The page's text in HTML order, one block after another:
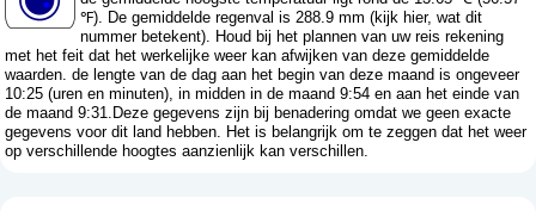
℉). De gemiddelde regenval is 288.9 mm (kijk hier, wat dit
nummer betekent). Houd bij het plannen van uw reis rekening
met het feit dat het werkelijke weer kan afwijken van deze gemiddelde
waarden. de lengte van de dag aan het begin van deze maand is ongeveer
10:25 (uren en minuten), in midden in de maand 9:54 en aan het einde van
de maand 9:31.Deze gegevens zijn bij benadering omdat we geen exacte
gegevens voor dit land hebben. Het is belangrijk om te zeggen dat het weer
op verschillende hoogtes aanzienlijk kan verschillen.